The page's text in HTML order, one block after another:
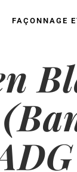
FAÇONNAGE